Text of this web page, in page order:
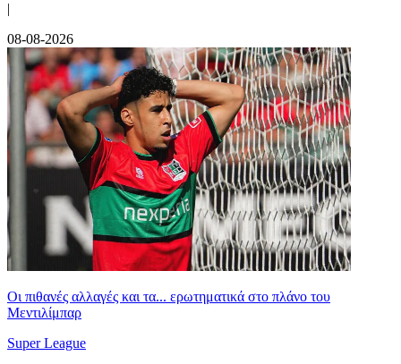
|
08-08-2026
Οι πιθανές αλλαγές και τα... ερωτηματικά στο πλάνο του
Μεντιλίμπαρ
Super League